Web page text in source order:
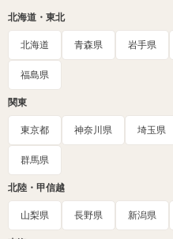
北海道・東北
北海道 青森県 岩手県
福島県
関東
東京都 神奈川県 埼玉県
群馬県
北陸・甲信越
山梨県 長野県 新潟県